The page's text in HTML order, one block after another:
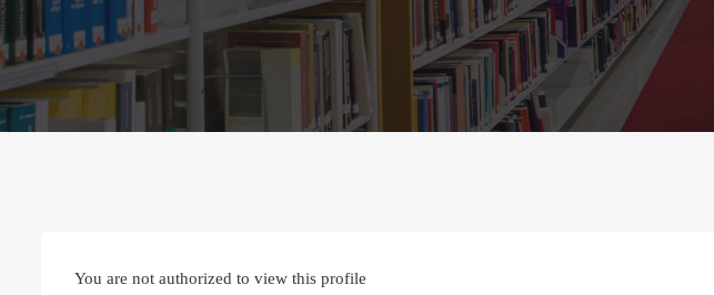
You are not authorized to view this profile